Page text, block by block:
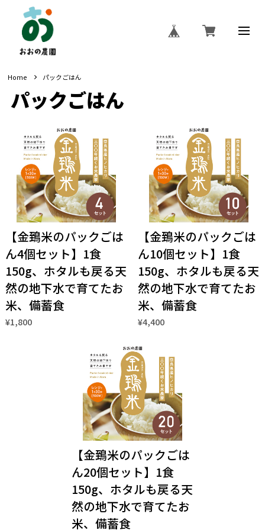
Home パックごはん
パックごはん
【金鵄米のパックごは
ん4個セット】1食
150g、ホタルも戻る天
然の地下水で育てたお
米、備蓄食
¥1,800
【金鵄米のパックごは
ん10個セット】1食
150g、ホタルも戻る天
然の地下水で育てたお
米、備蓄食
¥4,400
【金鵄米のパックごは
ん20個セット】1食
150g、ホタルも戻る天
然の地下水で育てたお
米、備蓄食